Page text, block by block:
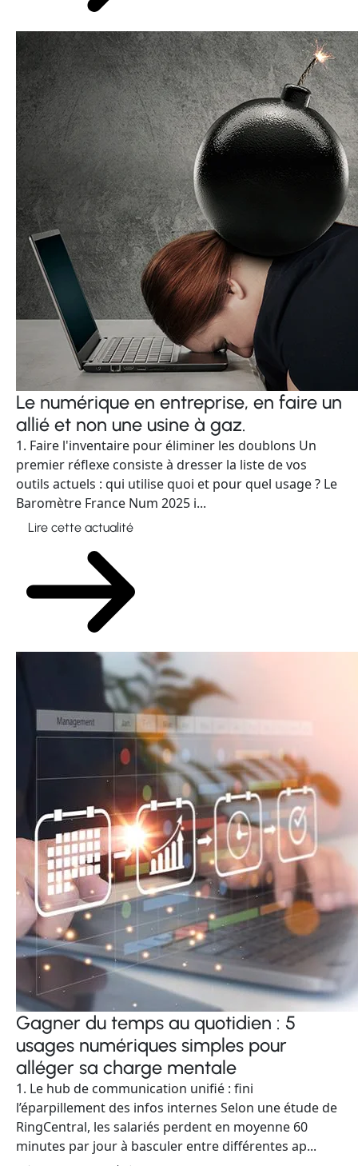
Le numérique en entreprise, en faire un
allié et non une usine à gaz.
1. Faire l'inventaire pour éliminer les doublons Un
premier réflexe consiste à dresser la liste de vos
outils actuels : qui utilise quoi et pour quel usage ? Le
Baromètre France Num 2025 i...
Lire cette actualité
Gagner du temps au quotidien : 5
usages numériques simples pour
alléger sa charge mentale
1. Le hub de communication unifié : fini
l’éparpillement des infos internes Selon une étude de
RingCentral, les salariés perdent en moyenne 60
minutes par jour à basculer entre différentes ap...